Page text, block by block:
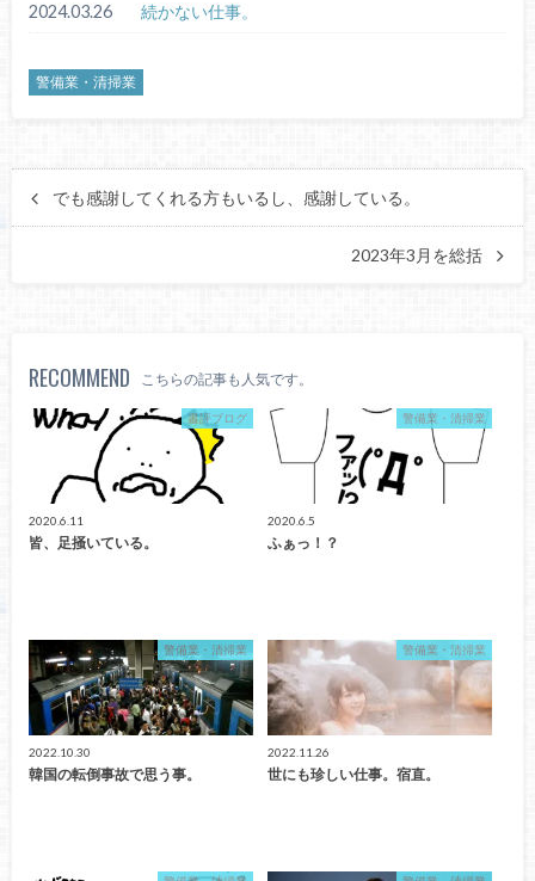
2024.03.26 続かない仕事。
警備業・清掃業
でも感謝してくれる方もいるし、感謝している。
2023年3月を総括
RECOMMEND こちらの記事も人気です。
書評ブログ
2020.6.11
皆、足掻いている。
警備業・清掃業
2020.6.5
ふぁっ！？
警備業・清掃業
2022.10.30
韓国の転倒事故で思う事。
警備業・清掃業
2022.11.26
世にも珍しい仕事。宿直。